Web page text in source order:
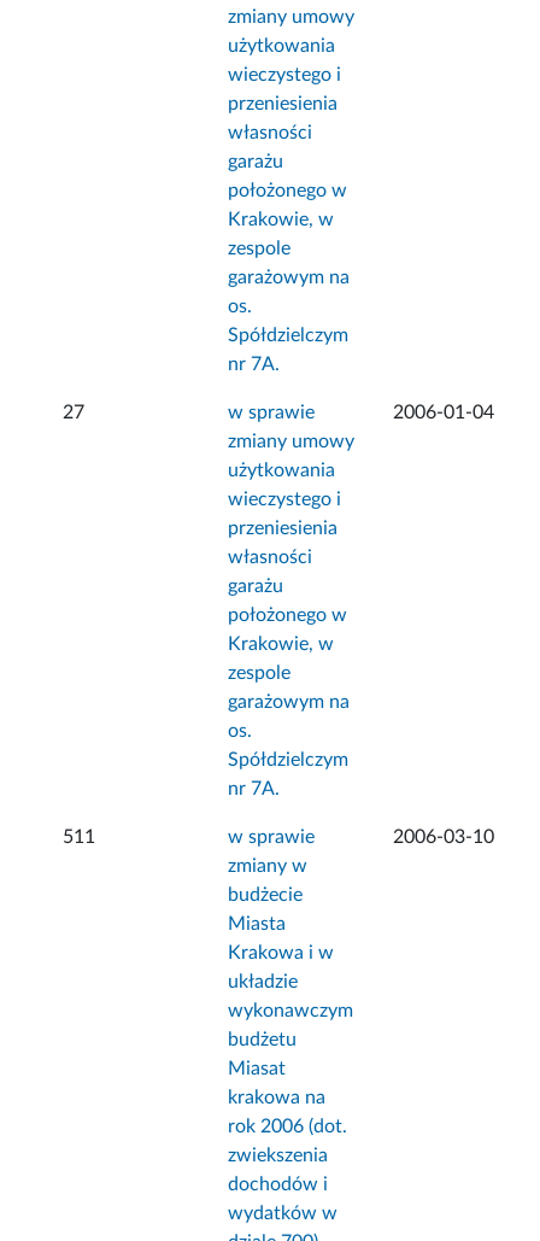
zmiany umowy
użytkowania
wieczystego i
przeniesienia
własności
garażu
położonego w
Krakowie, w
zespole
garażowym na
os.
Spółdzielczym
nr 7A.
27
w sprawie
zmiany umowy
użytkowania
wieczystego i
przeniesienia
własności
garażu
położonego w
Krakowie, w
zespole
garażowym na
os.
Spółdzielczym
nr 7A.
2006-01-04
511
w sprawie
zmiany w
budżecie
Miasta
Krakowa i w
układzie
wykonawczym
budżetu
Miasat
krakowa na
rok 2006 (dot.
zwiekszenia
dochodów i
wydatków w
2006-03-10